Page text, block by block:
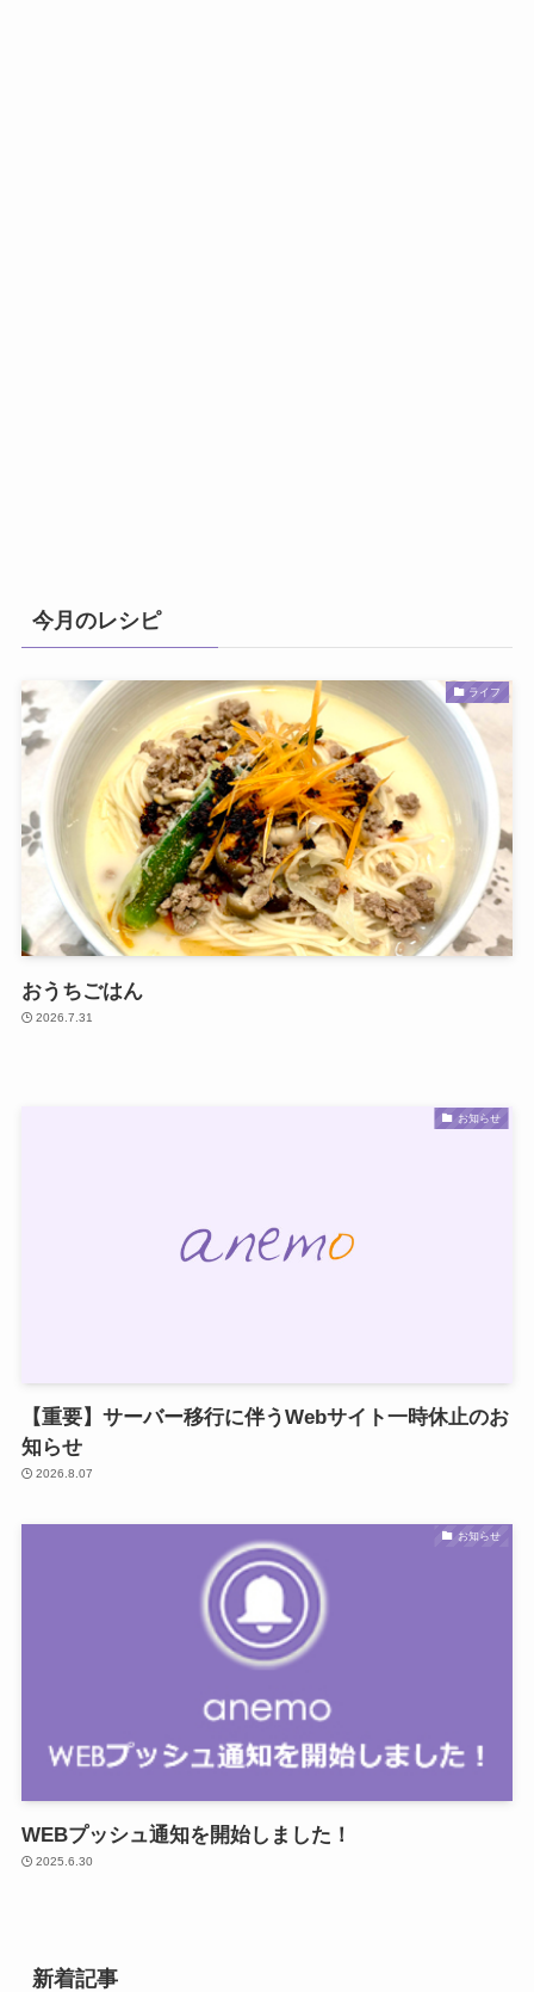
今月のレシピ
ライフ
おうちごはん
2026.7.31
お知らせ
【重要】サーバー移行に伴うWebサイト一時休止のお
知らせ
2026.8.07
お知らせ
WEBプッシュ通知を開始しました！
2025.6.30
新着記事